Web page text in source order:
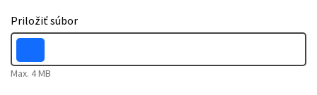
Priložiť súbor
Max. 4 MB